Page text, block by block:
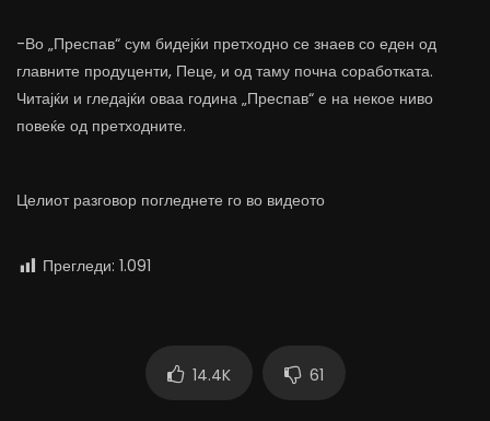
-Во „Преспав“ сум бидејќи претходно се знаев со еден од
главните продуценти, Пеце, и од таму почна соработката.
Читајќи и гледајќи оваа година „Преспав“ е на некое ниво
повеќе од претходните.
Целиот разговор погледнете го во видеото
Прегледи: 1.091
14.4K 61